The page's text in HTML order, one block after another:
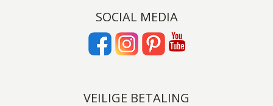
SOCIAL MEDIA
VEILIGE BETALING